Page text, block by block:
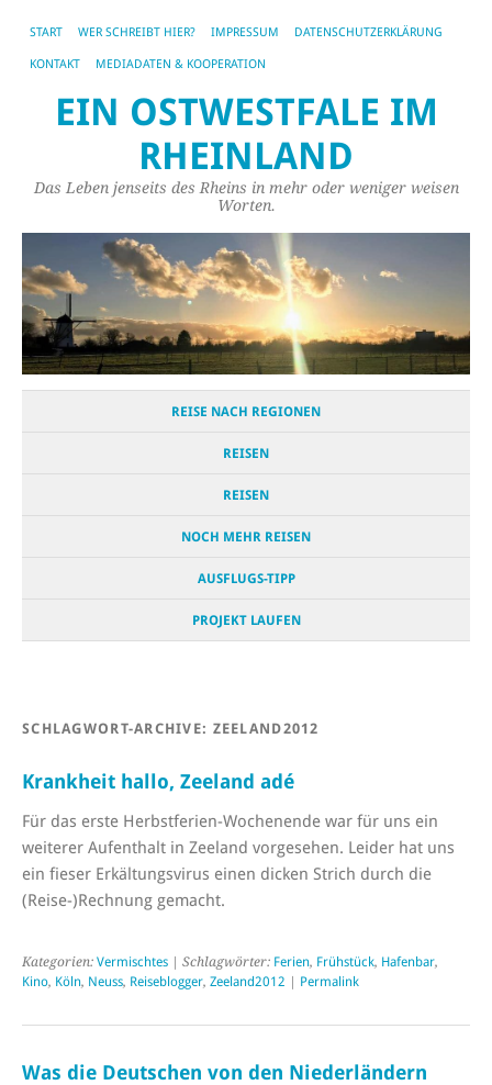
START WER SCHREIBT HIER? IMPRESSUM DATENSCHUTZERKLÄRUNG
KONTAKT MEDIADATEN & KOOPERATION
EIN OSTWESTFALE IM
RHEINLAND
Das Leben jenseits des Rheins in mehr oder weniger weisen
Worten.
REISE NACH REGIONEN
REISEN
REISEN
NOCH MEHR REISEN
AUSFLUGS-TIPP
PROJEKT LAUFEN
SCHLAGWORT-ARCHIVE: ZEELAND2012
Krankheit hallo, Zeeland adé
Für das erste Herbstferien-Wochenende war für uns ein
weiterer Aufenthalt in Zeeland vorgesehen. Leider hat uns
ein fieser Erkältungsvirus einen dicken Strich durch die
(Reise-)Rechnung gemacht.
Kategorien: Vermischtes | Schlagwörter: Ferien, Frühstück, Hafenbar,
Kino, Köln, Neuss, Reiseblogger, Zeeland2012 | Permalink
Was die Deutschen von den Niederländern